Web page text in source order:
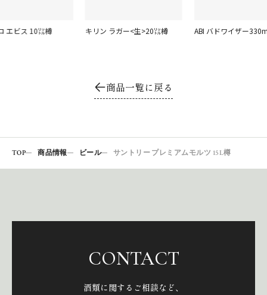
エビス 10㍑樽 キリン ラガー<生>20㍑樽 ABI バドワイザー
商品一覧に戻る
TOP 商品情報 ビール サントリー プレミアムモルツ 15L樽
CONTACT
酒類に関するご相談など、